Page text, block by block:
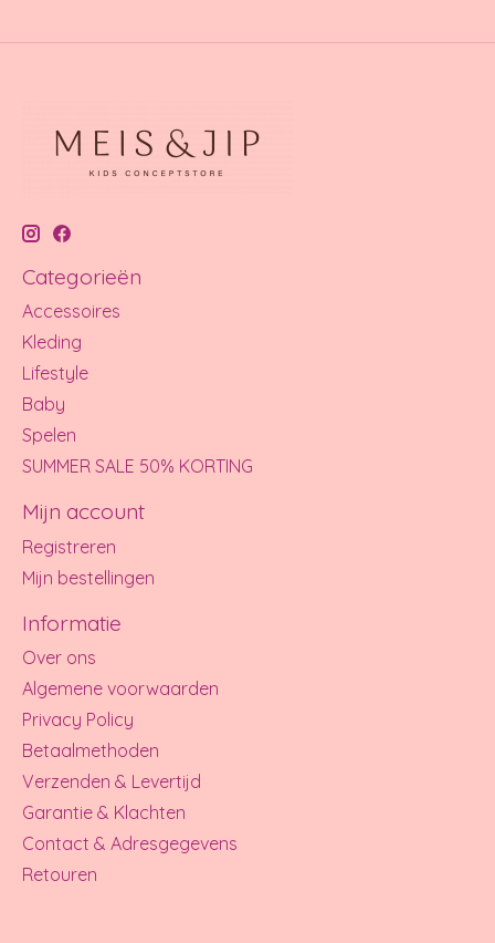
Categorieën
Accessoires
Kleding
Lifestyle
Baby
Spelen
SUMMER SALE 50% KORTING
Mijn account
Registreren
Mijn bestellingen
Informatie
Over ons
Algemene voorwaarden
Privacy Policy
Betaalmethoden
Verzenden & Levertijd
Garantie & Klachten
Contact & Adresgegevens
Retouren